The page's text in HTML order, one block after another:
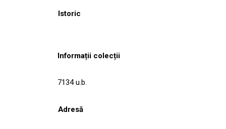
Istoric
Informații colecții
7134 u.b.
Adresă